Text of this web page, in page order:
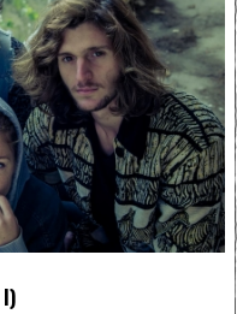
I)